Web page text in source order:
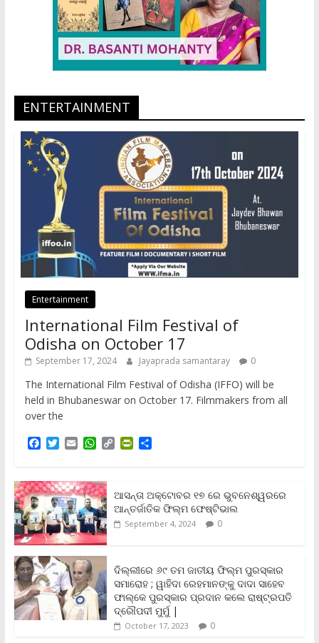
ENTERTAINMENT
Entertainment
International Film Festival of
Odisha on October 17
September 17, 2024 Jayaprada samantaray 0
The International Film Festival of Odisha (IFFO) will be
held in Bhubaneswar on October 17. Filmmakers from all
over the
F
e
b
o
o
k
T
t
t
e
r
E
i
l
W
t
s
A
p
p
C
L
i
n
k
P
t
F
r
i
d
l
y
S
e
ଆସନ୍ତା ଅକ୍ଟୋବର ୧୭ ରେ ଭୁବନେଶ୍ୱରରେ
ଆନ୍ତର୍ଜାତିକ ଫିଲ୍ମ ଫେଷ୍ଟିଭାଲ
September 4, 2024 0
ଦିଲ୍ଲୀରେ ୬୯ ତମ ଜାତୀୟ ଫିଲ୍ମ ପୁରସ୍କାର
ସମାରୋହ ; ୱାହିଦା ରେହମାନଙ୍କୁ ଦାଦା ସାହେବ
ଫାଲ୍‌କେ ପୁରସ୍କାର ପ୍ରଦାନ କଲେ ରାଷ୍ଟ୍ରପତି
ଦ୍ରୌପଦୀ ମୁର୍ମୁ |
October 17, 2023 0